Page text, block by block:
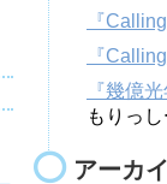
『
『
『幾億
もりっし
アーカ